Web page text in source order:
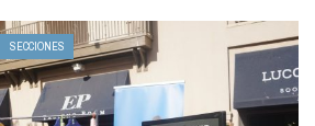
SECCIONES